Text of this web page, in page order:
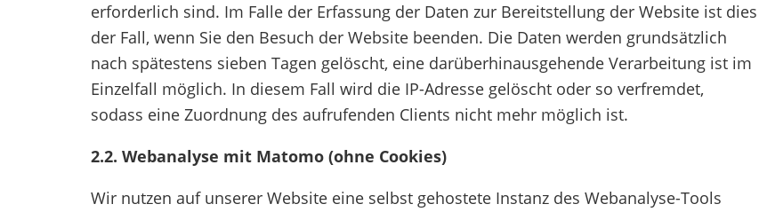
erforderlich sind. Im Falle der Erfassung der Daten zur Bereitstellung der Website ist dies
der Fall, wenn Sie den Besuch der Website beenden. Die Daten werden grundsätzlich
nach spätestens sieben Tagen gelöscht, eine darüberhinausgehende Verarbeitung ist im
Einzelfall möglich. In diesem Fall wird die IP-Adresse gelöscht oder so verfremdet,
sodass eine Zuordnung des aufrufenden Clients nicht mehr möglich ist.
2.2. Webanalyse mit Matomo (ohne Cookies)
Wir nutzen auf unserer Website eine selbst gehostete Instanz des Webanalyse-Tools